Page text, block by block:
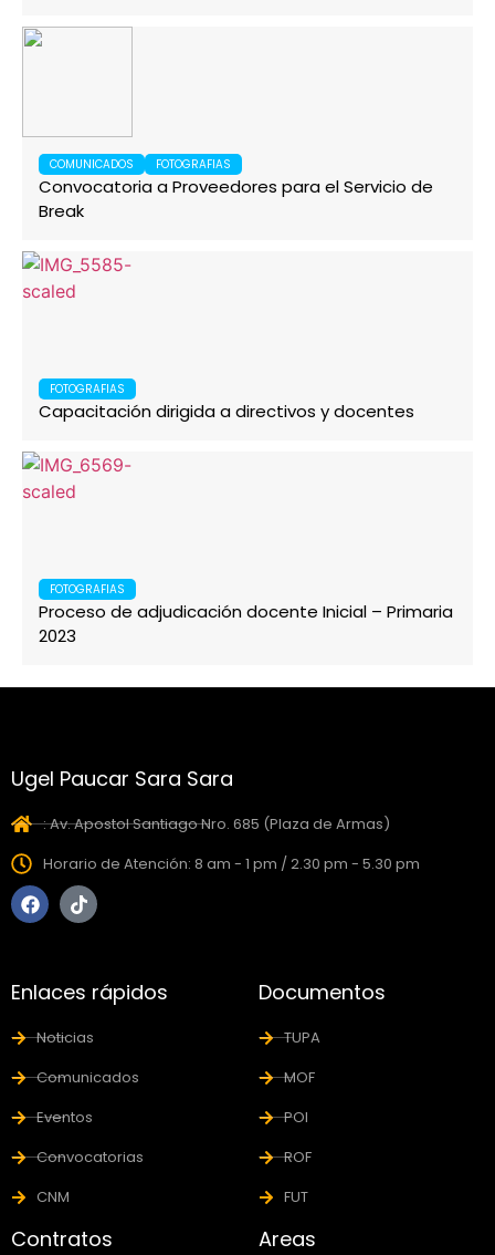
COMUNICADOS FOTOGRAFIAS
Convocatoria a Proveedores para el Servicio de
Break
FOTOGRAFIAS
Capacitación dirigida a directivos y docentes
FOTOGRAFIAS
Proceso de adjudicación docente Inicial – Primaria
2023
Ugel Paucar Sara Sara
: Av. Apostol Santiago Nro. 685 (Plaza de Armas)
Horario de Atención: 8 am - 1 pm / 2.30 pm - 5.30 pm
Enlaces rápidos
Noticias
Comunicados
Eventos
Convocatorias
CNM
Documentos
TUPA
MOF
POI
ROF
FUT
Contratos Areas